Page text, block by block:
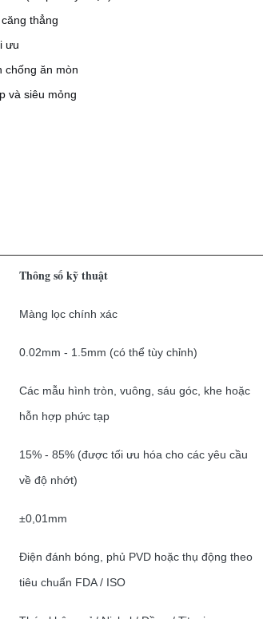
thẳng
ưu
chống ăn mòn
và siêu mỏng
Thông số kỹ thuật
Màng lọc chính xác
0.02mm - 1.5mm (có thể tùy chỉnh)
Các mẫu hình tròn, vuông, sáu góc, khe hoặc
hỗn hợp phức tạp
15% - 85% (được tối ưu hóa cho các yêu cầu
về độ nhớt)
±0,01mm
Điện đánh bóng, phủ PVD hoặc thụ động theo
tiêu chuẩn FDA / ISO